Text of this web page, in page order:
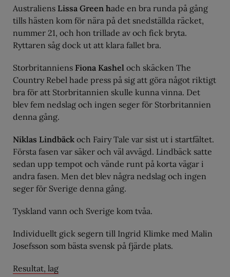
Australiens Lissa Green hade en bra runda på gång
tills hästen kom för nära på det snedställda räcket,
nummer 21, och hon trillade av och fick bryta.
Ryttaren såg dock ut att klara fallet bra.
Storbritanniens Fiona Kashel och skäcken The
Country Rebel hade press på sig att göra något riktigt
bra för att Storbritannien skulle kunna vinna. Det
blev fem nedslag och ingen seger för Storbritannien
denna gång.
Niklas Lindbäck och Fairy Tale var sist ut i startfältet.
Första fasen var säker och väl avvägd. Lindbäck satte
sedan upp tempot och vände runt på korta vägar i
andra fasen. Men det blev några nedslag och ingen
seger för Sverige denna gång.
Tyskland vann och Sverige kom tvåa.
Individuellt gick segern till Ingrid Klimke med Malin
Josefsson som bästa svensk på fjärde plats.
Resultat, lag